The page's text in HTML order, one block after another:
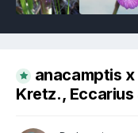
anacamptis x
Kretz., Eccarius